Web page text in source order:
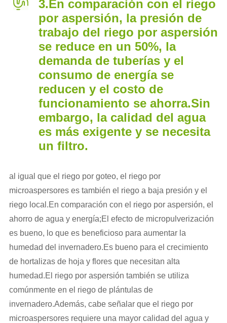
3.En comparación con el riego
por aspersión, la presión de
trabajo del riego por aspersión
se reduce en un 50%, la
demanda de tuberías y el
consumo de energía se
reducen y el costo de
funcionamiento se ahorra.Sin
embargo, la calidad del agua
es más exigente y se necesita
un filtro.
al igual que el riego por goteo, el riego por
microaspersores es también el riego a baja presión y el
riego local.En comparación con el riego por aspersión, el
ahorro de agua y energía;El efecto de micropulverización
es bueno, lo que es beneficioso para aumentar la
humedad del invernadero.Es bueno para el crecimiento
de hortalizas de hoja y flores que necesitan alta
humedad.El riego por aspersión también se utiliza
comúnmente en el riego de plántulas de
invernadero.Además, cabe señalar que el riego por
microaspersores requiere una mayor calidad del agua y